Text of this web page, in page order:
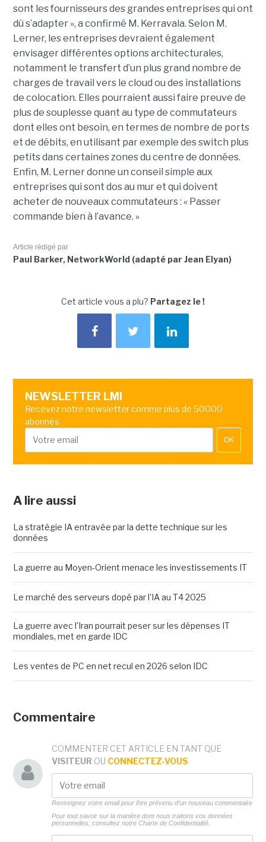
sont les fournisseurs des grandes entreprises qui ont
dû s’adapter », a confirmé M. Kerravala. Selon M.
Lerner, les entreprises devraient également
envisager différentes options architecturales,
notamment le transfert d’un plus grand nombre de
charges de travail vers le cloud ou des installations
de colocation. Elles pourraient aussi faire preuve de
plus de souplesse quant au type de commutateurs
dont elles ont besoin, en termes de nombre de ports
et de débits, en utilisant par exemple des switch plus
petits dans certaines zones du centre de données.
Enfin, M. Lerner donne un conseil simple aux
entreprises qui sont dos au mur et qui doivent
acheter de nouveaux commutateurs : « Passer
commande bien à l’avance. »
Article rédigé par
Paul Barker, NetworkWorld (adapté par Jean Elyan)
Cet article vous a plu? Partagez le !
NEWSLETTER LMI
Recevez notre newsletter comme plus de 50000
abonnés
OK
A lire aussi
La stratégie IA entravée par la dette technique sur les
données
La guerre au Moyen-Orient menace les investissements IT
Le marché des serveurs dopé par l'IA au T4 2025
La guerre avec l'Iran pourrait peser sur les dépenses IT
mondiales, met en garde IDC
Les ventes de PC en net recul en 2026 selon IDC
Commentaire
COMMENTER CET ARTICLE EN TANT QUE
VISITEUR OU CONNECTEZ-VOUS
Renseignez votre email pour être prévenu d'un nouveau commentaire
Pour tout savoir sur la manière dont nous traitons vos données
personnelles, consultez notre Charte de Confidentialité.